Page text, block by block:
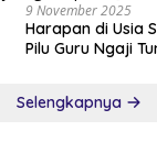
9 November 2025
Harapan di Usia
Pilu Guru Ngaji
Selengkapnya